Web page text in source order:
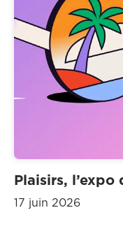
Plaisirs,
17 juin 2026